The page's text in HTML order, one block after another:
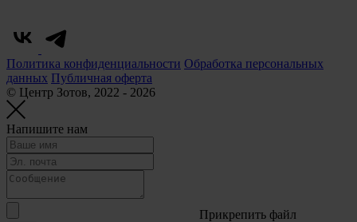
Политика конфиденциальности Обработка персональных
данных Публичная оферта
© Центр Зотов, 2022 - 2026
Напишите нам
Прикрепить файл